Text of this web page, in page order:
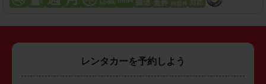
レンタカーを予約しよう